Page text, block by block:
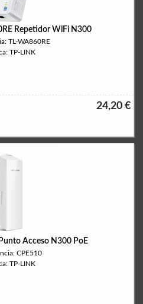
Repetidor WiFi N300
TL-WA860RE
TP-LINK
24,20 €
Acceso N300 PoE
CPE510
TP-LINK